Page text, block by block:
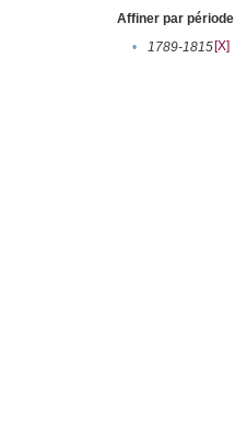
Affiner par période
•
1789-1815[X]